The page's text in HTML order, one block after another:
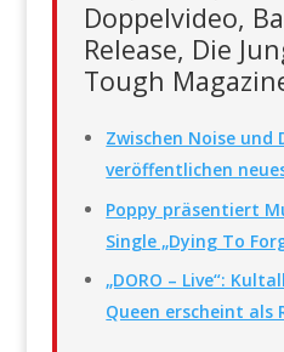
Doppelvideo,
Release, Die
Tough
Zwischen Noise und
veröffentlichen
Poppy präsentiert
Single „Dying To
„DORO – Live“:
Queen erscheint als